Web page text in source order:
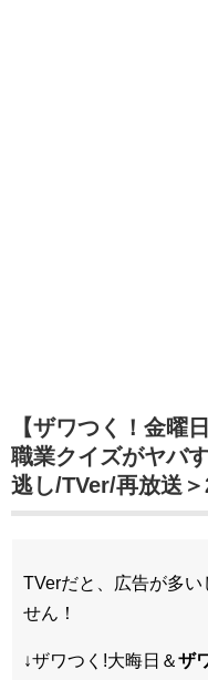
【ザワつく！金曜
職業クイズがヤバ
逃し/TVer/再放送
TVerだと、広告が多
せん！
↓ザワつく!大晦日＆ザ